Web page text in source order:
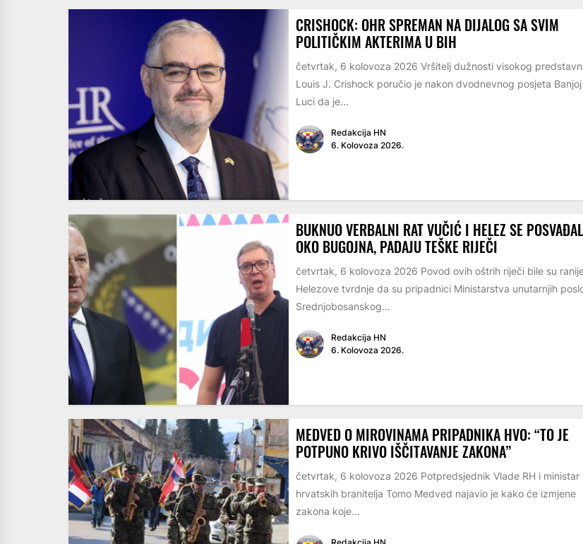
CRISHOCK: OHR SPREMAN NA DIJALOG SA SVIM
POLITIČKIM AKTERIMA U BIH
četvrtak, 6 kolovoza 2026 Vršitelj dužnosti visokog
Louis J. Crishock poručio je nakon dvodnevnog posjeta Banjoj
Luci da je...
Redakcija HN
6. Kolovoza 2026.
BUKNUO VERBALNI RAT VUČIĆ I HELEZ SE
OKO BUGOJNA, PADAJU TEŠKE RIJEČI
četvrtak, 6 kolovoza 2026 Povod ovih oštrih riječi bile su
Helezove tvrdnje da su pripadnici Ministarstva unutarnjih
Srednjobosanskog...
Redakcija HN
6. Kolovoza 2026.
MEDVED O MIROVINAMA PRIPADNIKA HVO: “TO JE
POTPUNO KRIVO IŠČITAVANJE ZAKONA”
četvrtak, 6 kolovoza 2026 Potpredsjednik Vlade RH i ministar
hrvatskih branitelja Tomo Medved najavio je kako će izmjene
zakona koje...